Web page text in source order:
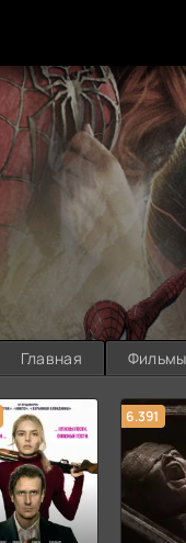
Главная Фильмы
6.391